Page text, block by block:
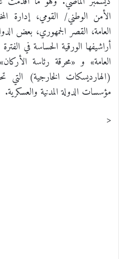
الأمن الوطني/ القومي، إدارة
العامة، القصر الجمهوري، بعض
أراشيفها الورقية الحساسة في
العامة» و «محرقة رئاسة
(الهارديسكات الخارجية) التي
مؤسسات الدولة المدنية والعسكرية.
<